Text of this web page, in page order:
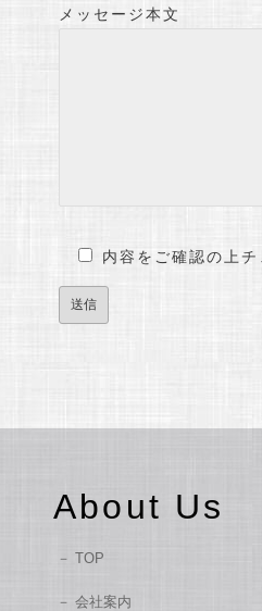
メッセージ本文
内容をご確認の上チ
About Us
TOP
会社案内